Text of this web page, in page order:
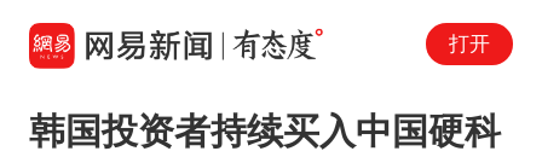
打开
韩国投资者持续买入中国硬科